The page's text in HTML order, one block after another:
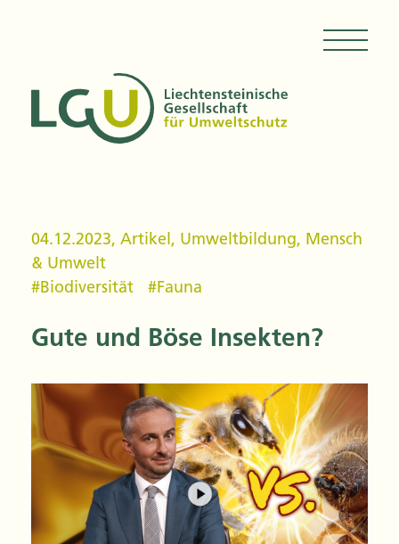
04.12.2023, Artikel , Umweltbildung, Mensch
& Umwelt
#Biodiversität #Fauna
Gute und Böse Insekten?